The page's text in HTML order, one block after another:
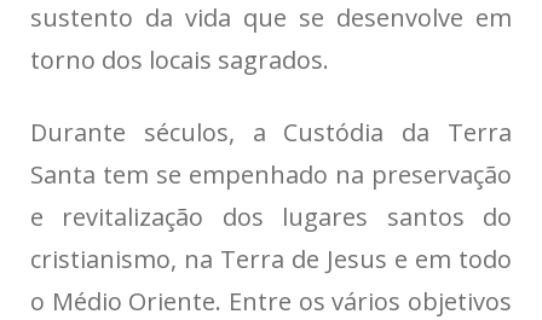
sustento da vida que se desenvolve em
torno dos locais sagrados.
Durante séculos, a Custódia da Terra
Santa tem se empenhado na preservação
e revitalização dos lugares santos do
cristianismo, na Terra de Jesus e em todo
o Médio Oriente. Entre os vários objetivos